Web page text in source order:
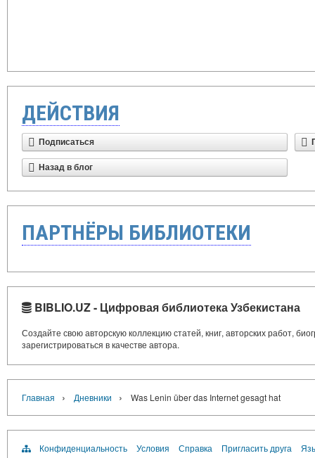
ДЕЙСТВИЯ
Подписаться
Назад в блог
ПАРТНЁРЫ БИБЛИОТЕКИ
BIBLIO.UZ - Цифровая библиотека Узбекистана
Создайте свою авторскую коллекцию статей, книг, авторских работ,
зарегистрироваться в качестве автора.
Главная › Дневники › Was Lenin über das Internet gesagt hat
Конфиденциальность Условия Справка Пригласить друга